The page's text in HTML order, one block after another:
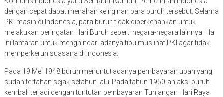
dengan cepat dapat menahan keinginan para buruh tersebut. Selama
PKI masih di Indonesia, para buruh tidak diperkenankan untuk
melakukan peringatan Hari Buruh seperti negara-negara lainnya. Hal
ini lantaran untuk menghindari adanya tipu muslihat PKI agar tidak
memperkeruh suasana di Indonesia.
Pada 19 Mei 1948 buruh menuntut adanya pembayaran upah yang
sudah tertahan sejak setahun lalu. Pada tahun 1950-an aksi buruh
kembali terjadi dengan tuntutan pembayaran Tunjangan Hari Raya